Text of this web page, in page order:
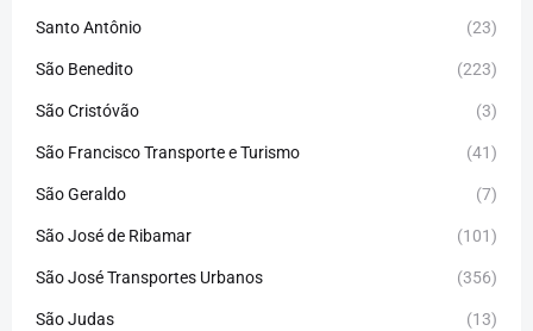
Santo Antônio (23)
São Benedito (223)
São Cristóvão (3)
São Francisco Transporte e Turismo (41)
São Geraldo (7)
São José de Ribamar (101)
São José Transportes Urbanos (356)
São Judas (13)